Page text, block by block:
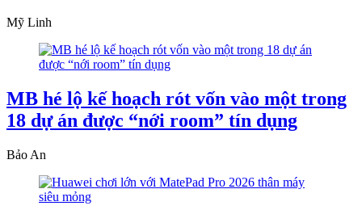
Mỹ Linh
MB hé lộ kế hoạch rót vốn vào một trong
18 dự án được “nới room” tín dụng
Bảo An